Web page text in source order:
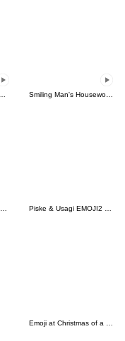
Smiling Man's Housework Anime Emoji
Cute Bob Hair Girl with Text-Beige- Piske & Usagi EMOJI2 by Kanahei